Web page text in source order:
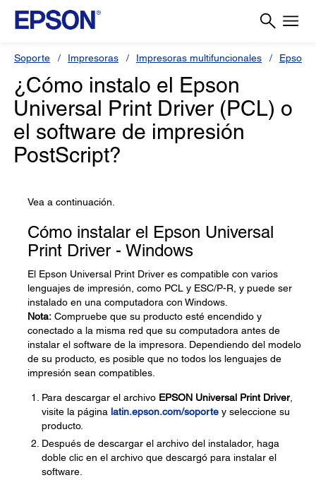
Soporte Impresoras Impresoras multifuncionales Epson
¿Cómo instalo el Epson
Universal Print Driver (PCL) o
el software de impresión
PostScript?
Vea a continuación.
Cómo instalar el Epson Universal
Print Driver - Windows
El Epson Universal Print Driver es compatible con varios
lenguajes de impresión, como PCL y ESC/P-R, y puede ser
instalado en una computadora con Windows.
Nota: Compruebe que su producto esté encendido y
conectado a la misma red que su computadora antes de
instalar el software de la impresora. Dependiendo del modelo
de su producto, es posible que no todos los lenguajes de
impresión sean compatibles.
Para descargar el archivo EPSON Universal Print Driver,
visite la página latin.epson.com/soporte y seleccione su
producto.
Después de descargar el archivo del instalador, haga
doble clic en el archivo que descargó para instalar el
software.